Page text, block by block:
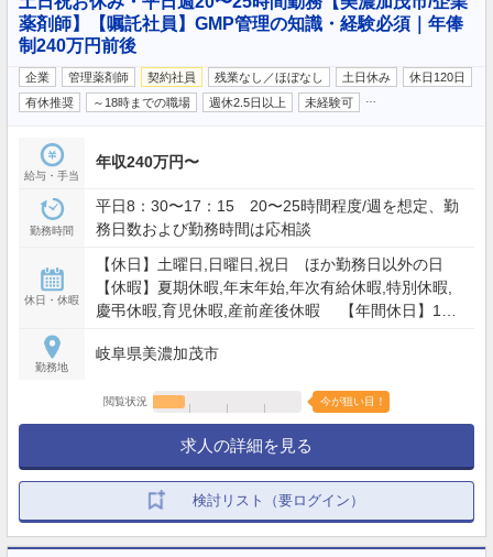
薬剤師】【嘱託社員】GMP管理の知識・経験必須｜年俸
制240万円前後
企業 管理薬剤師 契約社員 残業なし／ほぼなし 土日休み
休日120日
有休推奨
～18時までの職場 週休2.5日以上 未経験可
給与・手当
年収240万円〜
勤務時間
平日8：30〜17：15 20〜25時間程度/週を想定、勤
務日数および勤務時間は応相談
休日・休暇
【休日】土曜日,日曜日,祝日 ほか勤務日以外の日
【休暇】夏期休暇,年末年始,年次有給休暇,特別休暇,
慶弔休暇,育児休暇,産前産後休暇 【年間休日】120
勤務地
岐阜県美濃加茂市
閲覧状況 今が狙い目！
求人の詳細を見る
検討リスト（要ログイン）